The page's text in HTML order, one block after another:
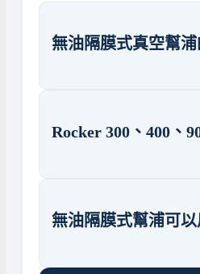
無油隔膜式真空幫
Rocker 300、400、
無油隔膜式幫浦可